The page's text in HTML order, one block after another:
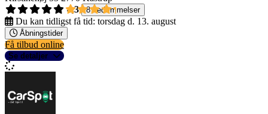
4,3
8 bedømmelser
Du kan tidligst få tid: torsdag d. 13. august
Åbningstider
Få tilbud online
Se detaljer